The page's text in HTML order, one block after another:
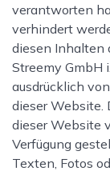
verantworten
verhindert
diesen Inhalten
Streemy GmbH
ausdrücklich
dieser Website.
dieser Website
Verfügung
Texten, Fotos